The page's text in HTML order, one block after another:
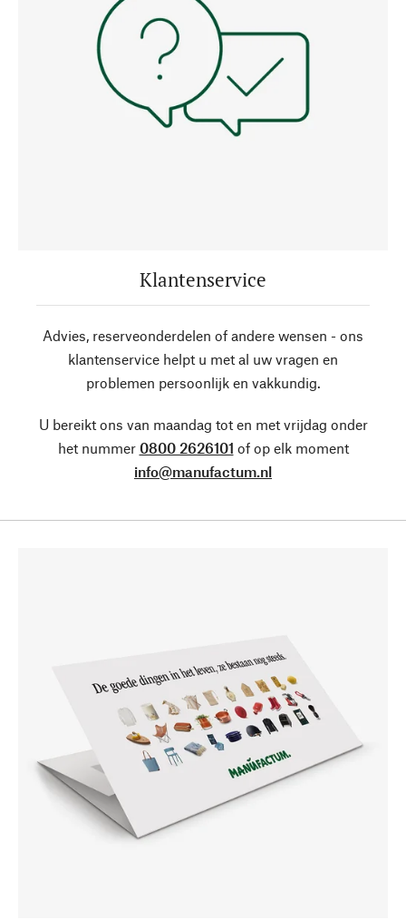
Klantenservice
Advies, reserveonderdelen of andere wensen - ons
klantenservice helpt u met al uw vragen en
problemen persoonlijk en vakkundig.
U bereikt ons van maandag tot en met vrijdag onder
het nummer 0800 2626101 of op elk moment
info@manufactum.nl